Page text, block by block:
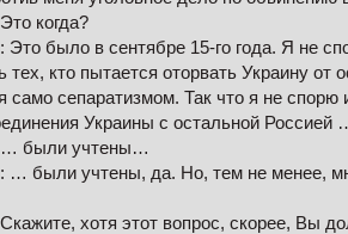
когда?
было в сентябре 15-го года. Я не
тех, кто пытается оторвать Украину
само сепаратизмом. Так что я не
Украины с остальной Россией
… были учтены…
… были учтены, да. Но, тем не менее,
хотя этот вопрос, скорее, Вы